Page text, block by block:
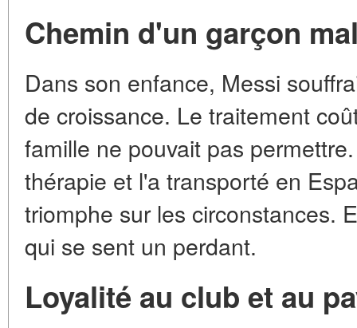
Chemin d'un garçon
Dans son enfance, Messi
de croissance. Le traitement
famille ne pouvait pas
thérapie et l'a transporté en
triomphe sur les circonstances.
qui se sent un perdant.
Loyalité au club et au